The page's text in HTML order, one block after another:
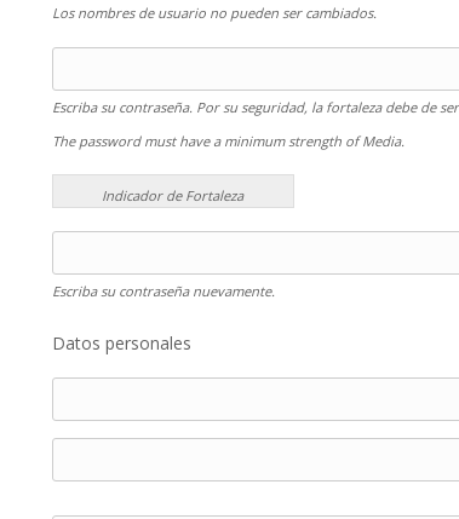
Los nombres de usuario no pueden ser cambiados.
Escriba su contraseña. Por su seguridad, la fortaleza debe de
The password must have a minimum strength of Media.
Indicador de Fortaleza
Escriba su contraseña nuevamente.
Datos personales